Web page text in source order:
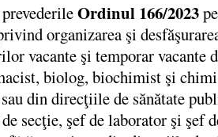
Ordinul 166/2023
organizarea şi
vacante şi temporar vacante
biolog, biochimist şi
din direcţiile de sănătate
secţie, şef de laborator şi şef